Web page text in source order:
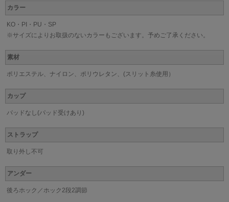
カラー
KO・PI・PU・SP
※サイズによりお取扱のないカラーもございます。予めご了承ください。
素材
ポリエステル、ナイロン、ポリウレタン、(スリット糸使用）
カップ
パッドなし(パッド受けあり)
ストラップ
取り外し不可
アンダー
後ろホック／ホック2段2調節